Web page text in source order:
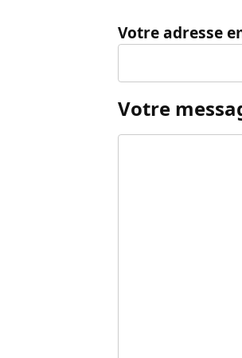
Votre adresse
Votre